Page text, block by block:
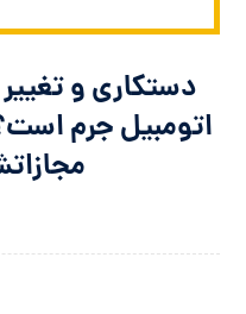
دستکاری و
اتومبیل جرم